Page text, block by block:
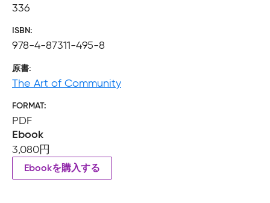
336
ISBN
978-4-87311-495-8
原書
The Art of Community
FORMAT
PDF
Ebook
3,080円
Ebookを購入する